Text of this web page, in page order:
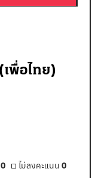
พื่อไทย)
0 ไม่ลงคะแนน 0